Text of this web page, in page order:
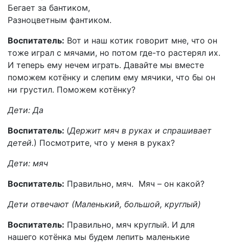
Бегает за бантиком,
Разноцветным фантиком.
Воспитатель: Вот и наш котик говорит мне, что он
тоже играл с мячами, но потом где-то растерял их.
И теперь ему нечем играть. Давайте мы вместе
поможем котёнку и слепим ему мячики, что бы он
ни грустил. Поможем котёнку?
Дети: Да
Воспитатель: (Держит мяч в руках и спрашивает
детей.) Посмотрите, что у меня в руках?
Дети: мяч
Воспитатель: Правильно, мяч. Мяч – он какой?
Дети отвечают (Маленький, большой, круглый)
Воспитатель: Правильно, мяч круглый. И для
нашего котёнка мы будем лепить маленькие